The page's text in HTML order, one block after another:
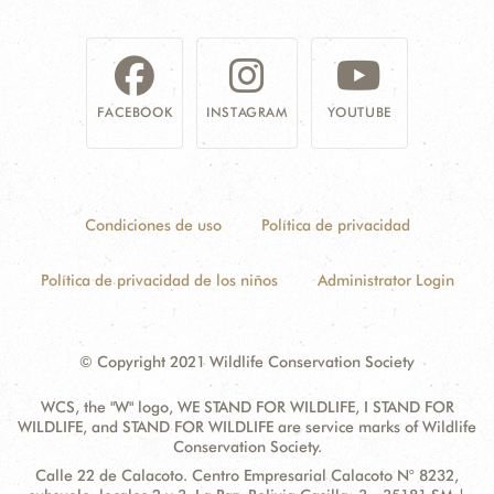
NOSOTROS
DONA
FACEBOOK INSTAGRAM YOUTUBE
Condiciones de uso Política de privacidad
Política de privacidad de los niños Administrator Login
© Copyright 2021 Wildlife Conservation Society
WCS, the "W" logo, WE STAND FOR WILDLIFE, I STAND FOR
WILDLIFE, and STAND FOR WILDLIFE are service marks of Wildlife
Conservation Society.
Contact
Address:
Calle 22 de Calacoto. Centro Empresarial Calacoto N° 8232,